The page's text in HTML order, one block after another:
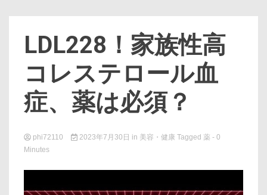
LDL228！家族性高
コレステロール血
症、薬は必須？
phi72110 2023年7月30日 in 美容・健康 Tagged 薬 - 0
Minutes